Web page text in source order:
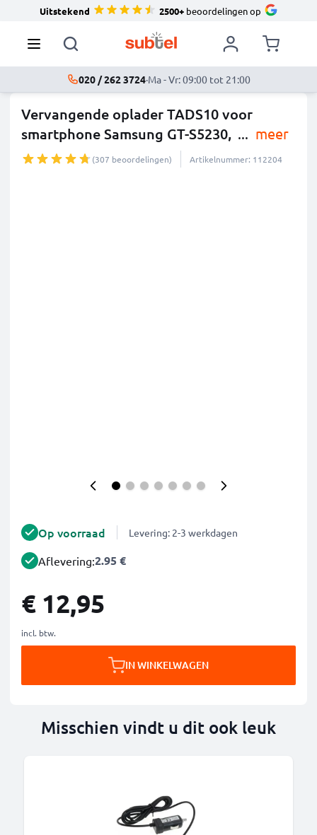
Uitstekend 2500+beoordelingen op
020 / 262 3724·Ma - Vr: 09:00 tot 21:00
Vervangende oplader TADS10 voor
smartphone Samsung GT-S5230, ... meer
(307 beoordelingen) Artikelnummer: 112204
Op voorraad Levering: 2-3 werkdagen
Aflevering:2.95 €
€ 12,95
incl. btw.
IN WINKELWAGEN
Misschien vindt u dit ook leuk